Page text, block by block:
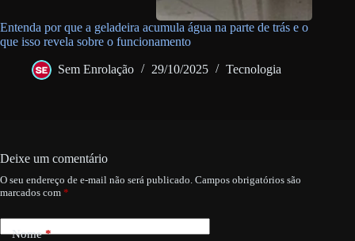
Entenda por que a geladeira acumula água na parte de trás e o
que isso revela sobre o funcionamento
Sem Enrolação 29/10/2025 Tecnologia
Deixe um comentário
O seu endereço de e-mail não será publicado. Campos obrigatórios são
marcados com *
Nome*